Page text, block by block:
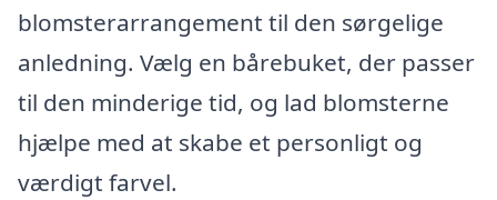
blomsterarrangement til den sørgelige
anledning. Vælg en bårebuket, der passer
til den minderige tid, og lad blomsterne
hjælpe med at skabe et personligt og
værdigt farvel.